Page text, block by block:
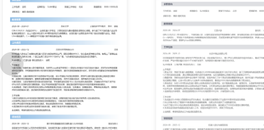
5.算法测试：建立SLAM算法的定量评估体系，负责设计覆盖不同户
测试用例；在公司自建的XXX平米实验场地内，操控机器人采集大
系统计算轨迹误差与地图精度；分析测试报告中的失效案例，定位
节，将算法在批量测试中的通过率从XXX%提升至XXX%。
6.文档沉淀：整理算法开发与调试过程中的关键问题与解决方案，负
术文档与维护手册；将传感器标定、参数调试、性能测试等流程标
档共XXX页；对新入职的算法工程师进行培训，使其能够在一周内
础调试。